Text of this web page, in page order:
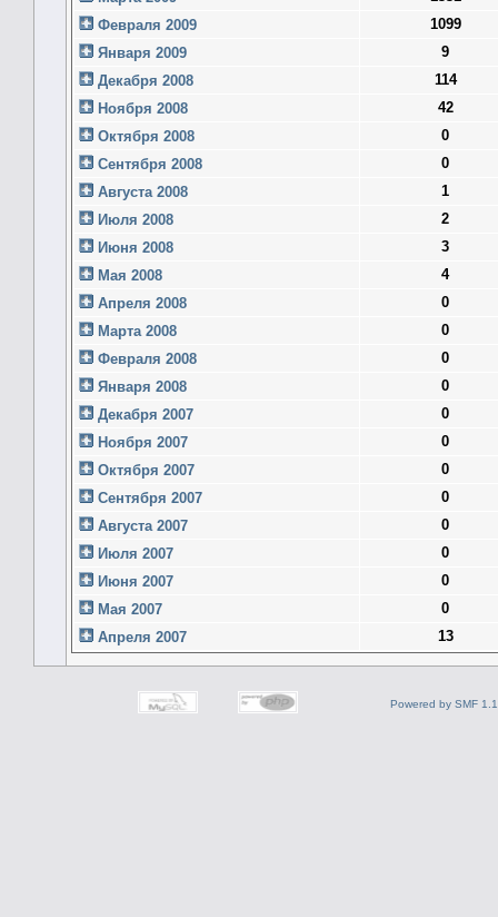
Февраля 2009
1099
Января 2009
9
Декабря 2008
114
Ноября 2008
42
Октября 2008
0
Сентября 2008
0
Августа 2008
1
Июля 2008
2
Июня 2008
3
Мая 2008
4
Апреля 2008
0
Марта 2008
0
Февраля 2008
0
Января 2008
0
Декабря 2007
0
Ноября 2007
0
Октября 2007
0
Сентября 2007
0
Августа 2007
0
Июля 2007
0
Июня 2007
0
Мая 2007
0
Апреля 2007
13
Powered by SMF